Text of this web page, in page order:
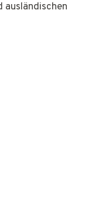
ausländischen